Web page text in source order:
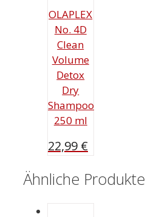
OLAPLEX
No. 4D
Clean
Volume
Detox
Dry
Shampoo
250 ml
22,99 €
Ähnliche Produkte